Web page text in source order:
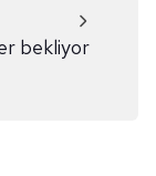
bekliyor